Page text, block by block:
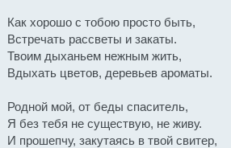
Как хорошо с тобою просто быть,
Встречать рассветы и закаты.
Твоим дыханьем нежным жить,
Вдыхать цветов, деревьев ароматы.
Родной мой, от беды спаситель,
Я без тебя не существую, не живу.
И прошепчу, закутаясь в твой свитер,